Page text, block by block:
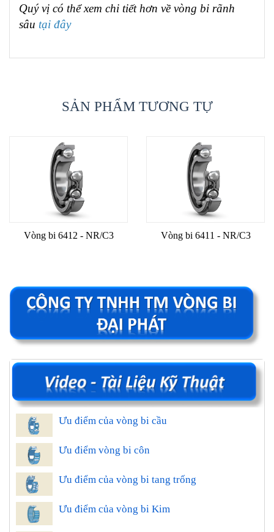
Quý vị có thể xem chi tiết hơn về vòng bi rãnh
sâu tại đây
SẢN PHẨM TƯƠNG TỰ
Vòng bi 6412 - NR/C3 Vòng bi 6411 - NR/C3
Ưu điểm của vòng bi cầu
Ưu điểm vòng bi côn
Ưu điểm của vòng bi tang trống
Ưu điểm của vòng bi Kim